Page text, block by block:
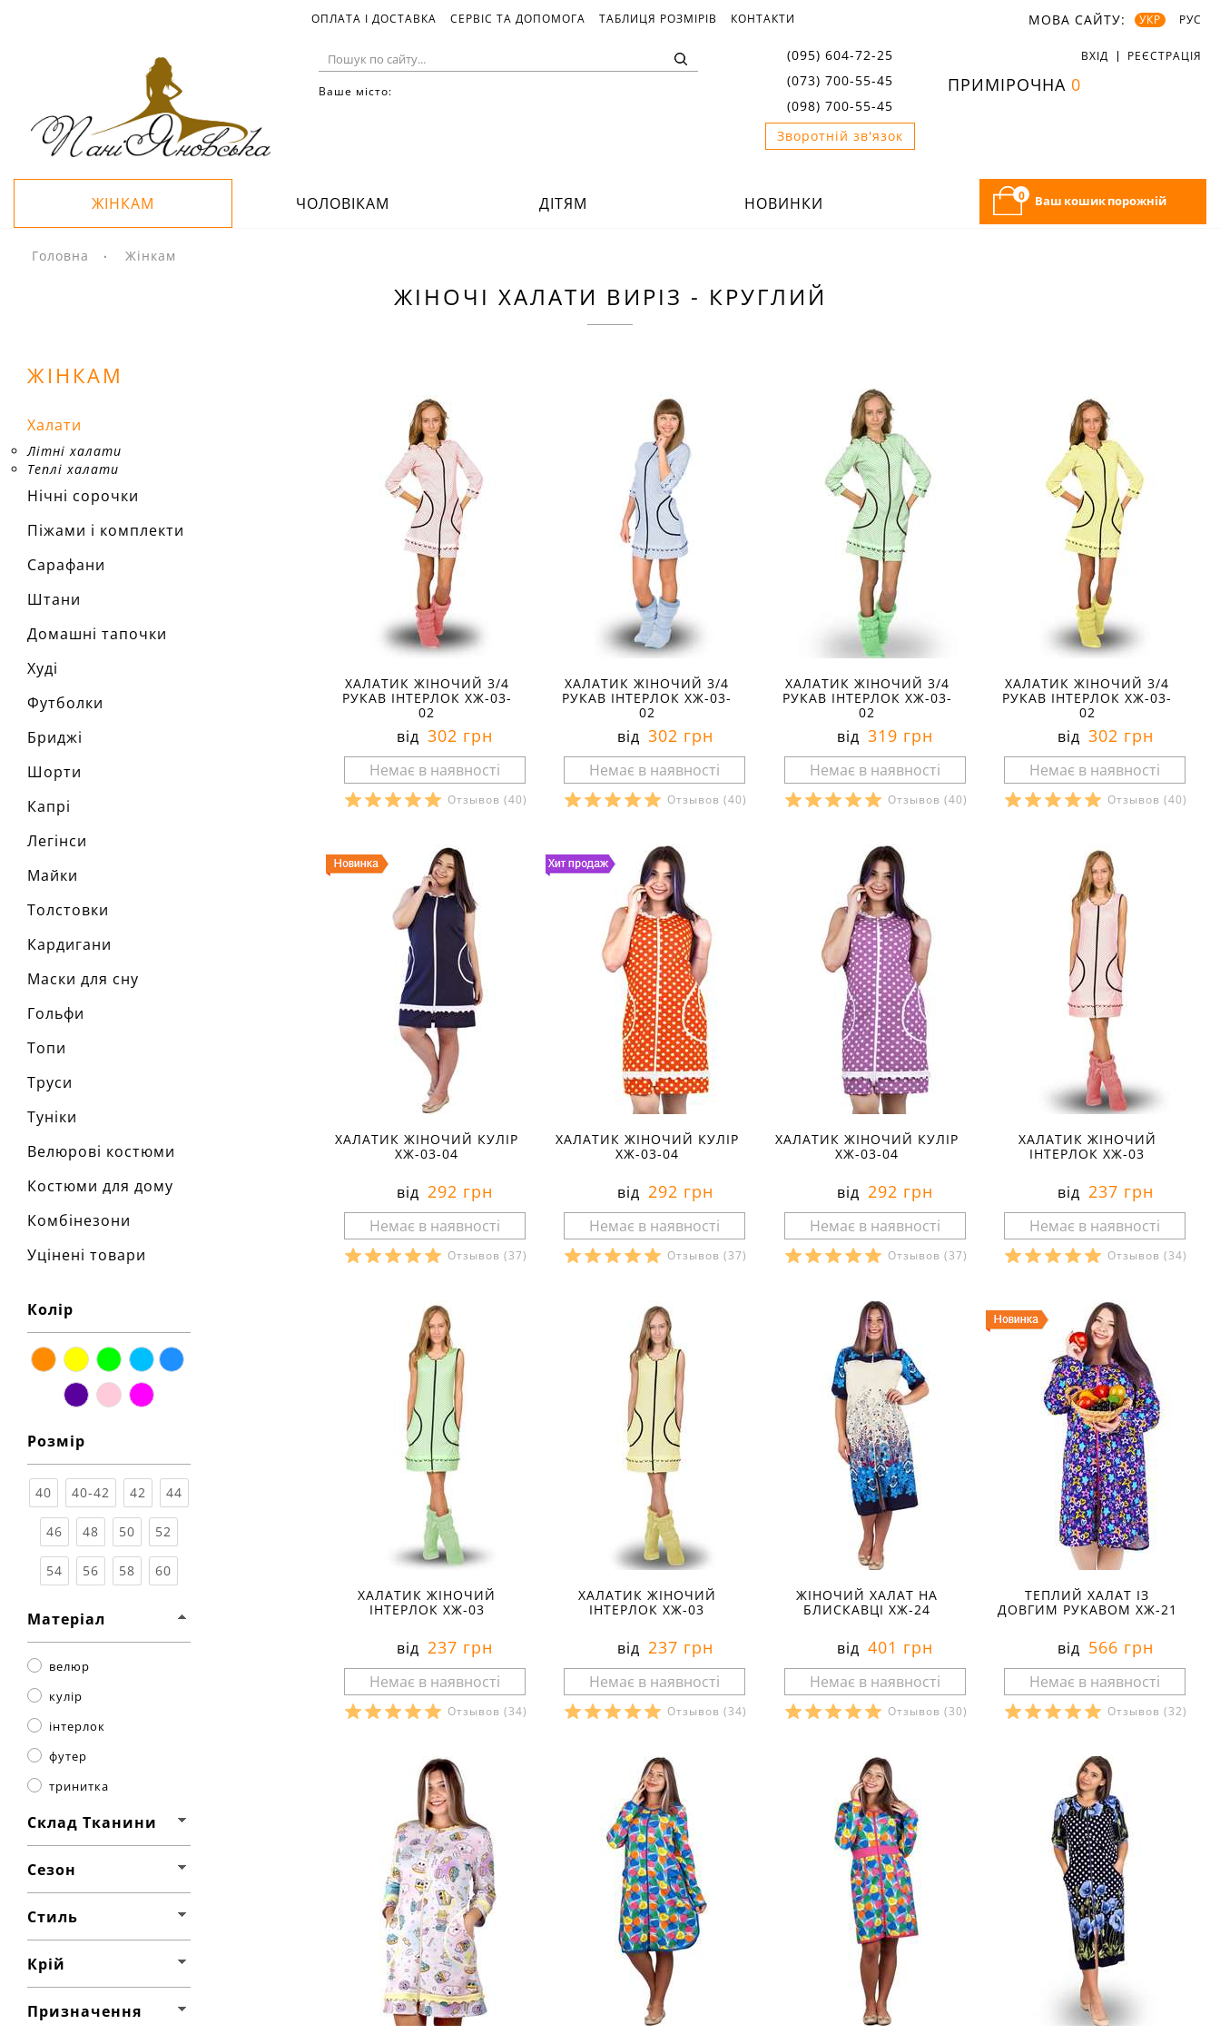
ОПЛАТА І ДОСТАВКА СЕРВІС ТА ДОПОМОГА ТАБЛИЦЯ РОЗМІРІВ КОНТАКТИ МОВА САЙТУ: УКР РУС
Ваше місто:
(095) 604-72-25
(073) 700-55-45
(098) 700-55-45
Зворотній зв'язок
ВХІД РЕЄСТРАЦІЯ
ПРИМІРОЧНА 0
0 Ваш кошик порожній
ЖІНКАМ ЧОЛОВІКАМ ДІТЯМ НОВИНКИ
Головна Жінкам
ЖІНОЧІ ХАЛАТИ ВИРІЗ - КРУГЛИЙ
ЖІНКАМ
Халати
Літні халати
Теплі халати
Нічні сорочки
Піжами і комплекти
Сарафани
Штани
Домашні тапочки
Худі
Футболки
Бриджі
Шорти
Капрі
Легінси
Майки
Толстовки
Кардигани
Маски для сну
Гольфи
Топи
Труси
Туніки
Велюрові костюми
Костюми для дому
Комбінезони
Уцінені товари
Колір
помаранчевий
жовтийзеленийблакитний
Розмір
40 40-42 42 44
46 48 50 52
54 56 58 60
Матеріал
велюр
кулір
інтерлок
футер
тринитка
Склад Тканини
Сезон
Стиль
Крій
Призначення
ХАЛАТИК ЖІНОЧИЙ 3/4
РУКАВ ІНТЕРЛОК ХЖ-03-
02
від 302 грн
Отзывов (40)
Характеристики:
матеріал:
інтерлок
склад тканини: 100 %
бавовна
весна
молодіжний
короткі
призначення:
домашні
на молнії
особливості:
м'які
три чверті
круглий
ХАЛАТИК ЖІНОЧИЙ 3/4
РУКАВ ІНТЕРЛОК ХЖ-03-
02
від 302 грн
Отзывов(40)
Характеристики:
матеріал:
інтерлок
склад тканини: 100 %
бавовна
сезон: весна
стиль:
молодіжний
крій:
короткі
призначення: домашні
на молнії
особливості: м'які
три чверті
круглий
ХАЛАТИК ЖІНОЧИЙ 3/4
РУКАВ ІНТЕРЛОК ХЖ-03-
02
від 319 грн
Отзывов (40)
Характеристики:
інтерлок
склад тканини: 100 %
бавовна
сезон:
весна
стиль:
молодіжний
крій:
короткі
призначення: домашні
на молнії
особливості: м'які
три чверті
круглий
ХАЛАТИК ЖІНОЧИЙ 3/4
РУКАВ ІНТЕРЛОК ХЖ-03-
02
від 302 грн
Отзывов(40)
Характеристики:
інтерлок
склад тканини: 100 %
весна
молодіжний
короткі
призначення: домашні
на молнії
особливості: м'які
три чверті
круглий
ХАЛАТИК ЖІНОЧИЙ КУЛІР
ХЖ-03-04
від 292 грн
Отзывов (37)
Характеристики:
кулір
склад тканини: 100 %
літо
молодіжний
короткі
призначення:
домашні
на молнії
без рукавів
круглий
ХАЛАТИК ЖІНОЧИЙ КУЛІР
ХЖ-03-04
від 292 грн
Отзывов(37)
Характеристики:
кулір
склад тканини: 100 %
літо
молодіжний
короткі
призначення: домашні
на молнії
без рукавів
круглий
ХАЛАТИК ЖІНОЧИЙ КУЛІР
ХЖ-03-04
від 292 грн
Отзывов (37)
Характеристики:
кулір
склад тканини: 100 %
бавовна
літо
стиль: молодіжний
короткі
призначення: домашні
на молнії
без рукавів
круглий
ХАЛАТИК ЖІНОЧИЙ
ІНТЕРЛОК ХЖ-03
від 237 грн
Отзывов(34)
Характеристики:
матеріал: інтерлок
склад тканини:
100 %
бавовна
сезон: літо
стиль: молодіжний
короткі
призначення: домашні
на молнії
особливості: м'які
без рукавів
круглий
ХАЛАТИК ЖІНОЧИЙ
ІНТЕРЛОК ХЖ-03
від 237 грн
Отзывов (34)
Характеристики:
інтерлок
склад тканини:
100 %
бавовна
літо
молодіжний
короткі
призначення: домашні
деталі: на молнії
особливості: м'які
рукав: без рукавів
виріз: круглий
ХАЛАТИК ЖІНОЧИЙ
ІНТЕРЛОК ХЖ-03
від 237 грн
Отзывов(34)
Характеристики:
інтерлок
склад тканини: 100 %
бавовна
сезон: літо
стиль: молодіжний
короткі
призначення: домашні
деталі: на молнії
особливості: м'які
без рукавів
круглий
ЖІНОЧИЙ ХАЛАТ НА
БЛИСКАВЦІ ХЖ-24
від 401 грн
Отзывов (30)
Характеристики:
матеріал: кулір
склад тканини: 100 %
бавовна
осінь
напівприлягаючі
призначення: для дому
на молнії
особливості: тонкі
короткий
круглий
ТЕПЛИЙ ХАЛАТ ІЗ
ДОВГИМ РУКАВОМ ХЖ-21
від 566 грн
Отзывов(32)
Характеристики:
футер
склад тканини: 100 %
бавовна
сезон: зима
домашній
призначення: для дому
з кишенями
особливості: утеплені
довгий
круглий